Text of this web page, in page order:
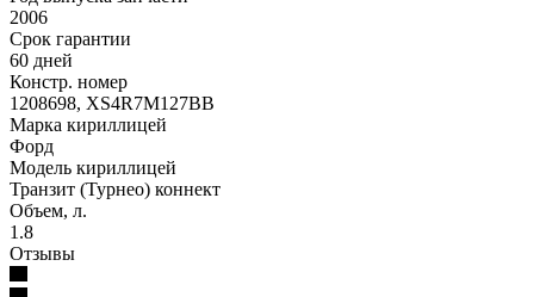
2006
Срок гарантии
60 дней
Констр. номер
1208698, XS4R7M127BB
Марка кириллицей
Форд
Модель кириллицей
Транзит (Турнео) коннект
Объем, л.
1.8
Отзывы